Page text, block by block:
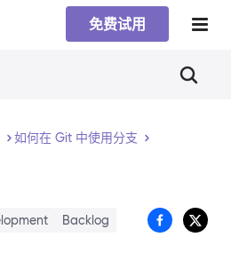
免费试用
如何在 Git 中使用分支
Backlog